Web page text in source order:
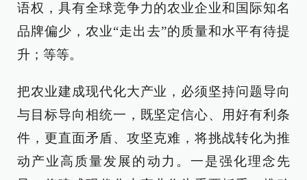
语权，具有全球竞争力的农业企业和国际知名
品牌偏少，农业“走出去”的质量和水平有待提
升；等等。
把农业建成现代化大产业，必须坚持问题导向
与目标导向相统一，既坚定信心、用好有利条
件，更直面矛盾、攻坚克难，将挑战转化为推
动产业高质量发展的动力。一是强化理念先